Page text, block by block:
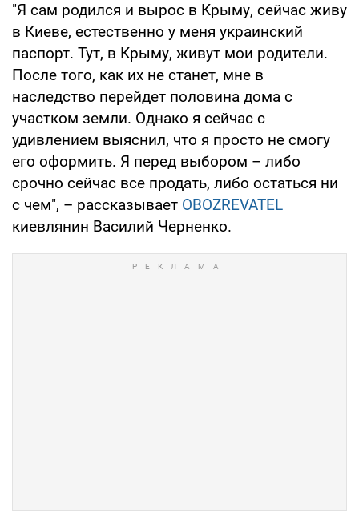
"Я сам родился и вырос в Крыму, сейчас живу
в Киеве, естественно у меня украинский
паспорт. Тут, в Крыму, живут мои родители.
После того, как их не станет, мне в
наследство перейдет половина дома с
участком земли. Однако я сейчас с
удивлением выяснил, что я просто не смогу
его оформить. Я перед выбором – либо
срочно сейчас все продать, либо остаться ни
с чем", – рассказывает OBOZREVATEL
киевлянин Василий Черненко.